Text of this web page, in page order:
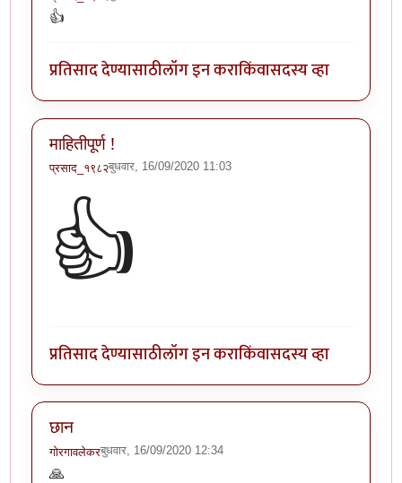
👍
प्रतिसाद देण्यासाठीलॉग इन कराकिंवासदस्य व्हा
माहितीपूर्ण !
प्रसाद_१९८२बुधवार, 16/09/2020 11:03
👍
प्रतिसाद देण्यासाठीलॉग इन कराकिंवासदस्य व्हा
छान
गोरगावलेकरबुधवार, 16/09/2020 12:34
🙏